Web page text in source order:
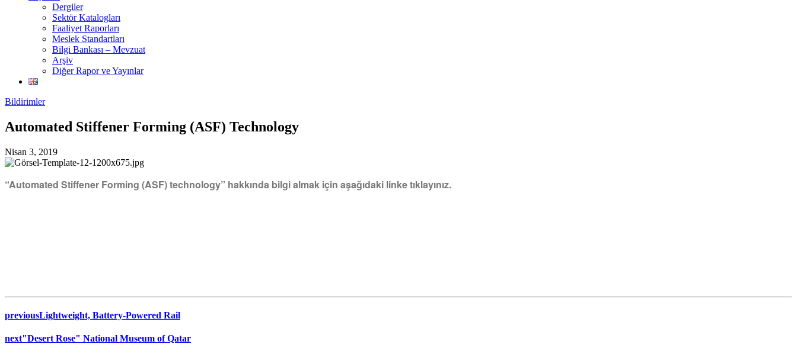
Dergiler
Sektör Katalogları
Faaliyet Raporları
Meslek Standartları
Bilgi Bankası – Mevzuat
Arşiv
Diğer Rapor ve Yayınlar
Bildirimler
Automated Stiffener Forming (ASF) Technology
Nisan 3, 2019
“Automated Stiffener Forming (ASF) technology” hakkında bilgi almak için aşağıdaki linke tıklayınız.
previousLightweight, Battery-Powered Rail
next"Desert Rose" National Museum of Qatar